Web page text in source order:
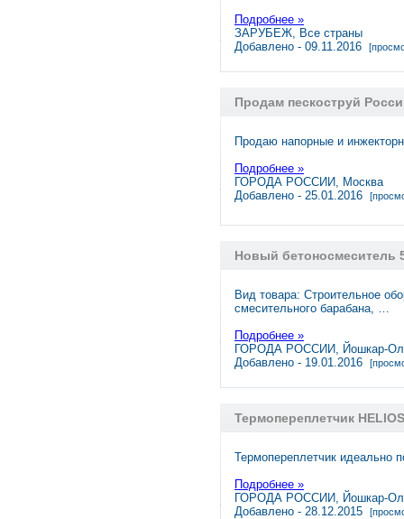
Подробнее »
ЗАРУБЕЖ, Все страны
Добавлено - 09.11.2016
Продам пескоструй
Продаю напорные и
Подробнее »
ГОРОДА РОССИИ, Москва
Добавлено - 25.01.2016
Новый бетоносмеситель
Вид товара: Строительное
смесительного барабана, …
Подробнее »
ГОРОДА РОССИИ, Йошкар-
Добавлено - 19.01.2016
Термопереплетчик
Термопереплетчик идеально
Подробнее »
ГОРОДА РОССИИ, Йошкар-
Добавлено - 28.12.2015